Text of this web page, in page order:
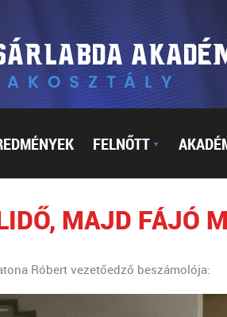
FELNŐTT ▼
MAJD FÁJÓ
Róbert vezetőedző beszámolója: